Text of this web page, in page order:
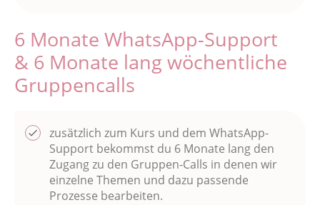
6 Monate WhatsApp-Support
& 6 Monate lang wöchentliche
Gruppencalls
zusätzlich zum Kurs und dem WhatsApp-
Support bekommst du 6 Monate lang den
Zugang zu den Gruppen-Calls in denen wir
einzelne Themen und dazu passende
Prozesse bearbeiten.